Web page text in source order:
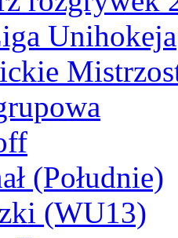
Unihokeja
(Południe)
(WU13)